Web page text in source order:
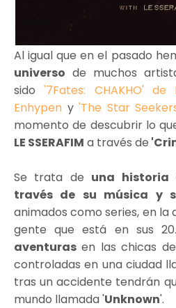
Al igual que en el pasado
universo de muchos
sido'7Fates: CHAKHO' de
Enhypen y 'The Star
momento de descubrir lo
LE SSERAFIM a través de
Se trata de una historia
través de su música y
animados como series, en la
gente que está en sus
aventuras en las chicas de
controladas en una ciudad
tras un accidente tendrán
mundo llamada 'Unknown'.